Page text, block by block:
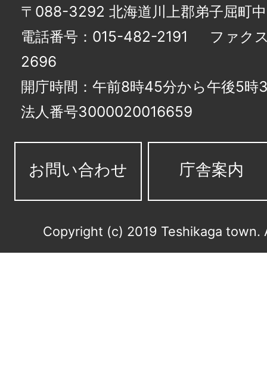
〒088-3292 北海道川上郡弟子屈町
電話番号：015-482-2191
ファク
2696
開庁時間：午前8時45分から午後5時
法人番号3000020016659
お問い合わせ 庁舎案内
Copyright (c) 2019 Teshikaga town.